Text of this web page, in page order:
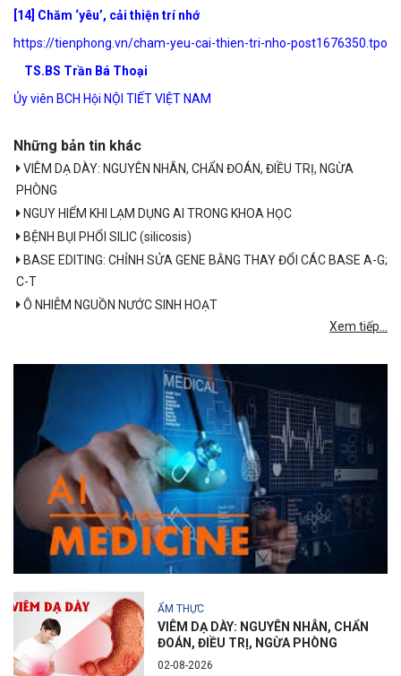
[14] Chăm ‘yêu’, cải thiện trí nhớ
https://tienphong.vn/cham-yeu-cai-thien-tri-nho-post1676350.tpo
TS.BS Trần Bá Thoại
Ủy viên BCH Hội NỘI TIẾT VIỆT NAM
Những bản tin khác
VIÊM DẠ DÀY: NGUYÊN NHÂN, CHẨN ĐOÁN, ĐIỀU TRỊ, NGỪA
PHÒNG
NGUY HIỂM KHI LẠM DỤNG AI TRONG KHOA HỌC
BỆNH BỤI PHỔI SILIC (silicosis)
BASE EDITING: CHỈNH SỬA GENE BẰNG THAY ĐỔI CÁC BASE A-G;
C-T
Ô NHIỄM NGUỒN NƯỚC SINH HOẠT
Xem tiếp...
ẨM THỰC
VIÊM DẠ DÀY: NGUYÊN NHÂN, CHẨN
ĐOÁN, ĐIỀU TRỊ, NGỪA PHÒNG
02-08-2026